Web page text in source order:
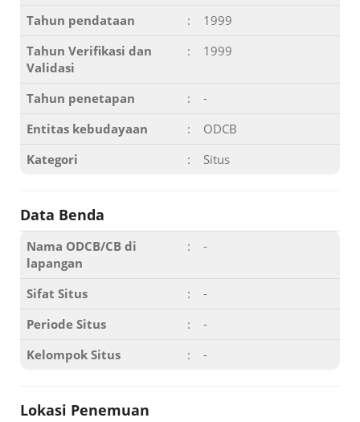
Tahun pendataan
:
1999
Tahun Verifikasi dan
Validasi
: 1999
Tahun penetapan :
-
Entitas kebudayaan
:
ODCB
Kategori
: Situs
Data Benda
Nama ODCB/CB di
lapangan
: -
Sifat Situs :
-
Periode Situs
:
-
Kelompok Situs
: -
Lokasi Penemuan